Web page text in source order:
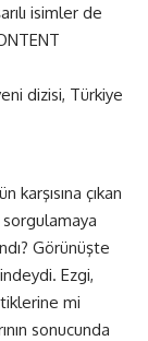
isimler de
dizisi, Türkiye
çıkan
sorgulamaya
Görünüşte
Ezgi,
mi
sonucunda